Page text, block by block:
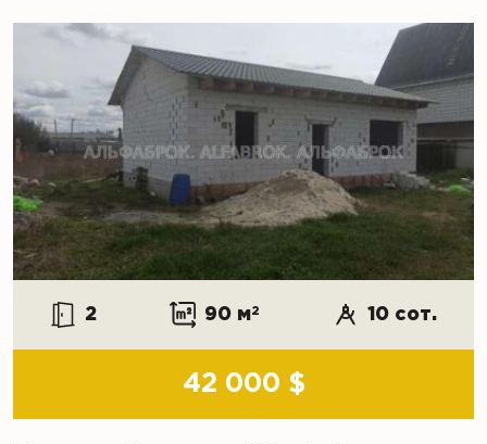
2 90 м2 10 сот.
42 000 $